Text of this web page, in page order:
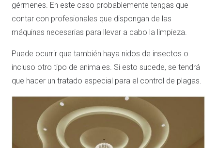
gérmenes. En este caso probablemente tengas que
contar con profesionales que dispongan de las
máquinas necesarias para llevar a cabo la limpieza.
Puede ocurrir que también haya nidos de insectos o
incluso otro tipo de animales. Si esto sucede, se tendrá
que hacer un tratado especial para el control de plagas.